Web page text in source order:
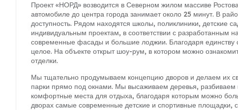
Проект «НОРД» возводится в Северном жилом массиве
автомобиле до центра города занимает около 25 минут. В
доступность. Рядом находятся школы, поликлиники, детские
индивидуальным проектам, в соответствии с
современные фасады и большие лоджии. Благодаря единству
целое. На объекте открыт шоу-рум, в котором можно
отделки.
Мы тщательно продумываем концепцию дворов и делаем их
парки прямо под окнами. Мы высаживаем деревья, разбиваем
комфортные места для отдыха, благодаря которым можно
дворах самые современные детские и спортивные площадки,